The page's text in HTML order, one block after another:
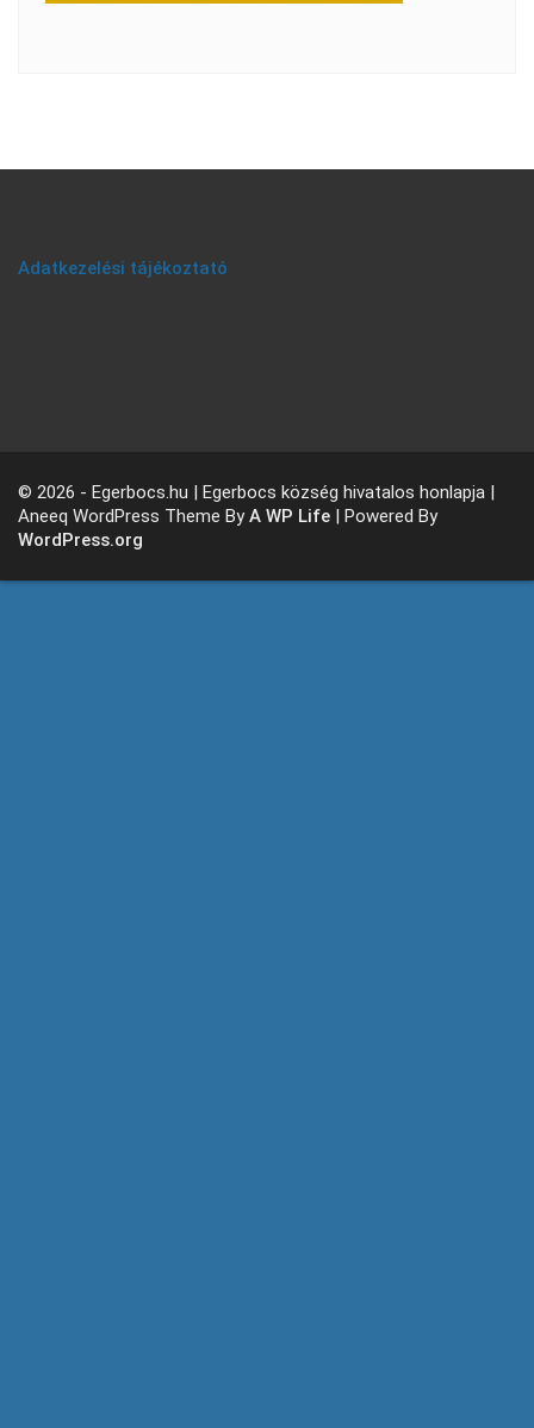
Adatkezelési tájékoztató
© 2026 - Egerbocs.hu | Egerbocs község hivatalos honlapja |
Aneeq WordPress Theme ByA WP Life | Powered By
WordPress.org